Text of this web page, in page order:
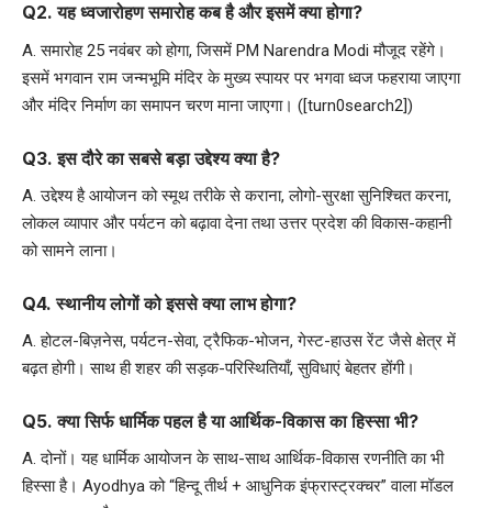
Q2. यह ध्वजारोहण समारोह कब है और इसमें क्या होगा?
A. समारोह 25 नवंबर को होगा, जिसमें PM Narendra Modi मौजूद रहेंगे।
इसमें भगवान राम जन्मभूमि मंदिर के मुख्य स्पायर पर भगवा ध्वज फहराया जाएगा
और मंदिर निर्माण का समापन चरण माना जाएगा। ([turn0search2])
Q3. इस दौरे का सबसे बड़ा उद्देश्य क्या है?
A. उद्देश्य है आयोजन को स्मूथ तरीके से कराना, लोगो-सुरक्षा सुनिश्चित करना,
लोकल व्यापार और पर्यटन को बढ़ावा देना तथा उत्तर प्रदेश की विकास-कहानी
को सामने लाना।
Q4. स्थानीय लोगों को इससे क्या लाभ होगा?
A. होटल-बिज़नेस, पर्यटन-सेवा, ट्रैफिक-भोजन, गेस्ट-हाउस रेंट जैसे क्षेत्र में
बढ़त होगी। साथ ही शहर की सड़क-परिस्थितियाँ, सुविधाएं बेहतर होंगी।
Q5. क्या सिर्फ धार्मिक पहल है या आर्थिक-विकास का हिस्सा भी?
A. दोनों। यह धार्मिक आयोजन के साथ-साथ आर्थिक-विकास रणनीति का भी
हिस्सा है। Ayodhya को “हिन्दू तीर्थ + आधुनिक इंफ्रास्ट्रक्चर” वाला मॉडल